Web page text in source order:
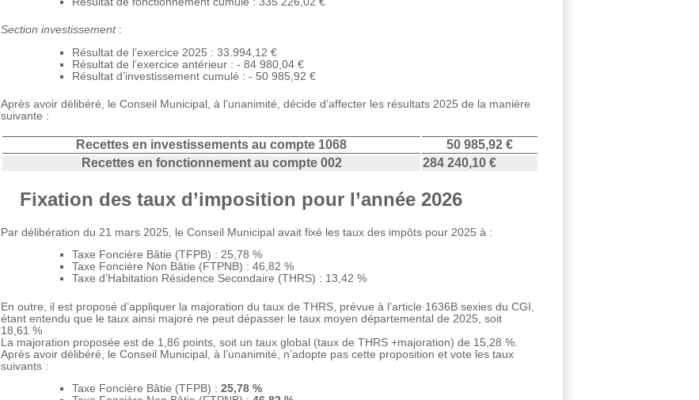
Section investissement:
Résultat de l’exercice 2025 : 33.994,12 €
Résultat de l’exercice antérieur : - 84 980,04 €
Résultat d’investissement cumulé : - 50 985,92 €
Après avoir délibéré, le Conseil Municipal, à l’unanimité, décide d’affecter les résultats 2025 de la manière
suivante :
Recettes en investissements au compte 1068
50 985,92 €
Recettes en fonctionnement au compte 002
284 240,10 €
Fixation des taux d’imposition pour l’année 2026
Par délibération du 21 mars 2025, le Conseil Municipal avait fixé les taux des impôts pour 2025 à :
Taxe Foncière Bâtie (TFPB) : 25,78 %
Taxe Foncière Non Bâtie (FTPNB) : 46,82 %
Taxe d’Habitation Résidence Secondaire (THRS) : 13,42 %
En outre, il est proposé d’appliquer la majoration du taux de THRS, prévue à l’article 1636B sexies du CGI,
étant entendu que le taux ainsi majoré ne peut dépasser le taux moyen départemental de 2025, soit
18,61 %
La majoration proposée est de 1,86 points, soit un taux global (taux de THRS +majoration) de 15,28 %.
Après avoir délibéré, le Conseil Municipal, à l’unanimité, n’adopte pas cette proposition et vote les taux
suivants :
Taxe Foncière Bâtie (TFPB) : 25,78 %